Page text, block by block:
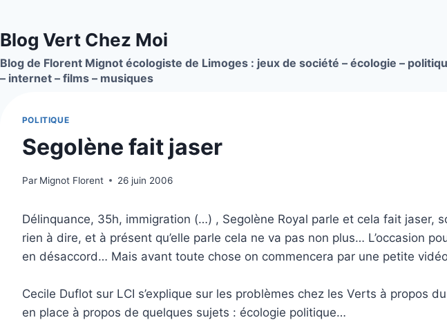
contenu
Blog Vert Chez Moi
Blog de Florent Mignot écologiste de Limoges : jeux de société – écologie –
– internet – films – musiques
POLITIQUE
Segolène fait jaser
Par Mignot Florent 26 juin 2006
Délinquance, 35h, immigration (…) , Segolène Royal parle et cela fait jaser,
rien à dire, et à présent qu’elle parle cela ne va pas non plus… L’occasion
en désaccord… Mais avant toute chose on commencera par une petite
Cecile Duflot sur LCI s’explique sur les problèmes chez les Verts à propos
en place à propos de quelques sujets : écologie politique…